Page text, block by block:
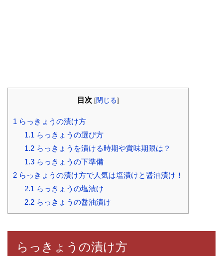
目次 [閉じる]
1 らっきょうの漬け方
1.1 らっきょうの選び方
1.2らっきょうを漬ける時期や賞味期限は？
1.3らっきょうの下準備
2 らっきょうの漬け方で人気は塩漬けと醤油漬け！
2.1 らっきょうの塩漬け
2.2らっきょうの醤油漬け
らっきょうの漬け方